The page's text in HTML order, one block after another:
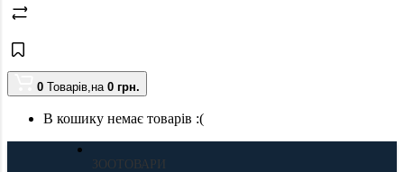
0 Товарів,на 0 грн.
В кошику немає товарів :(
ЗООТОВАРИ